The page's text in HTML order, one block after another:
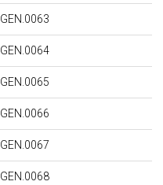
GEN.0063
GEN.0064
GEN.0065
GEN.0066
GEN.0067
GEN.0068